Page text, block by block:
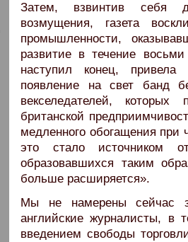
Затем, взвинтив себя
возмущения, газета
промышленности,
развитие в течение
наступил конец,
появление на свет банд
векселедателей,
британской
медленного обогащения при
это стало источником
образовавшихся таким
больше расширяется».
Мы не намерены сейчас
английские журналисты, в
введением свободы